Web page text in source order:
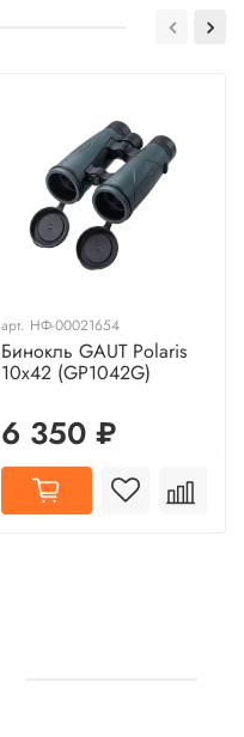
арт. НФ-00021654
Бинокль GAUT Polaris
10x42 (GP1042G)
6 350 ₽